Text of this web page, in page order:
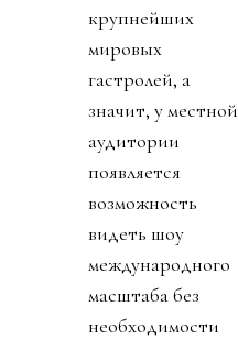
крупнейших
мировых
гастролей, а
значит, у местной
аудитории
появляется
возможность
видеть шоу
международного
масштаба без
необходимости